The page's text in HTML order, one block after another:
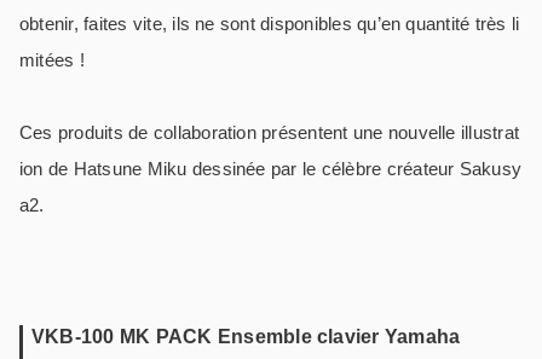
obtenir, faites vite, ils ne sont disponibles qu’en quantité très li
mitées !
Ces produits de collaboration présentent une nouvelle illustrat
ion de Hatsune Miku dessinée par le célèbre créateur Sakusy
a2.
VKB-100 MK PACK Ensemble clavier Yamaha